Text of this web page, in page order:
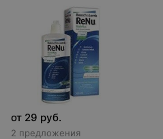
от 29 руб.
2 предложения